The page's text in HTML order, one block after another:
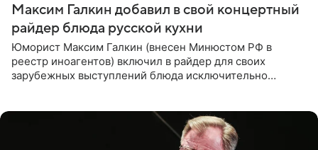
Максим Галкин добавил в свой концертный
райдер блюда русской кухни
Юморист Максим Галкин (внесен Минюстом РФ в
реестр иноагентов) включил в райдер для своих
зарубежных выступлений блюда исключительно